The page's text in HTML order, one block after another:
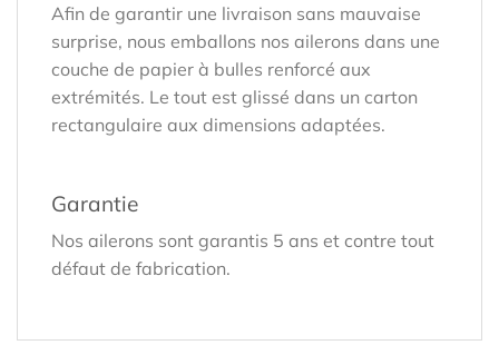
Afin de garantir une livraison sans mauvaise
surprise, nous emballons nos ailerons dans une
couche de papier à bulles renforcé aux
extrémités. Le tout est glissé dans un carton
rectangulaire aux dimensions adaptées.
Garantie
Nos ailerons sont garantis 5 ans et contre tout
défaut de fabrication.